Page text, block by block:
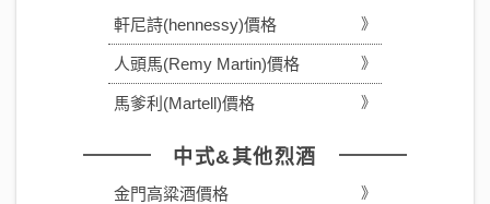
軒尼詩(hennessy)價格
人頭馬(Remy Martin)價格
馬爹利(Martell)價格
中式&其他烈酒
金門高粱酒價格